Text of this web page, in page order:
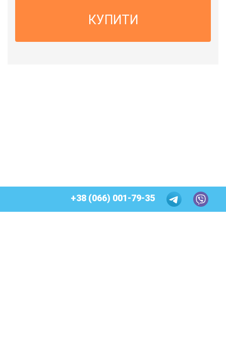
+38 (066) 001-79-35
КУПИТИ